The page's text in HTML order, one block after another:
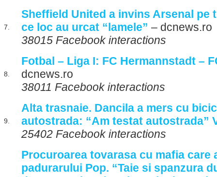
7.
Sheffield United a invins Arsenal pe
ce loc au urcat “lamele” – dcnews.ro
38015 Facebook interactions
8.
Fotbal – Liga I: FC Hermannstadt –
dcnews.ro
38011 Facebook interactions
9.
Alta trasnaie. Dancila a mers cu
autostrada: “Am testat autostrada”
25402 Facebook interactions
Procuroarea tovarasa cu mafia care
padurarului Pop. “Taie si spanzura